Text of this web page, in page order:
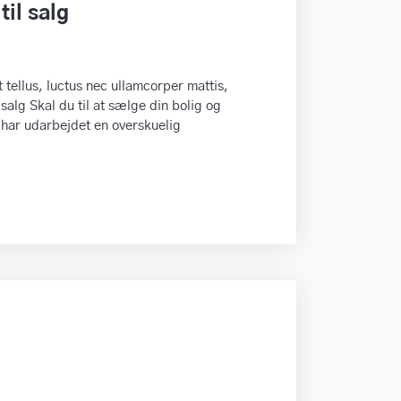
salg
luctus nec ullamcorper mattis,
Skal du til at sælge din bolig og
udarbejdet en overskuelig